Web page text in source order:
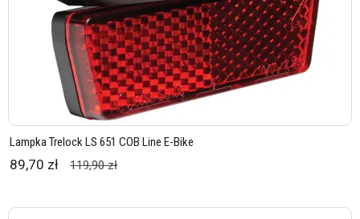
Lampka Trelock LS 651 COB Line E-Bike
89,70 zł 119,90 zł